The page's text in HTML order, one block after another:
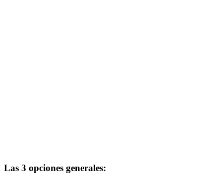
Las 3 opciones generales: